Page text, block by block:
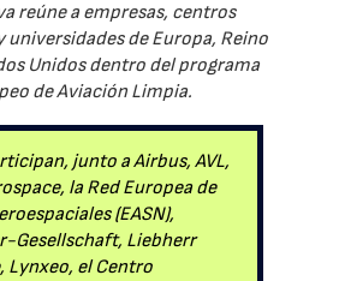
reúne a empresas, centros
universidades de Europa, Reino
Unidos dentro del programa
de Aviación Limpia.
junto a Airbus, AVL,
la Red Europea de
(EASN),
Gesellschaft, Liebherr
Lynxeo, el Centro